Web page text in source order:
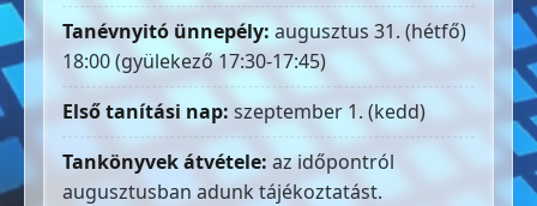
Tanévnyitó ünnepély: augusztus 31. (hétfő)
18:00 (gyülekező 17:30-17:45)
Első tanítási nap: szeptember 1. (kedd)
Tankönyvek átvétele: az időpontról
augusztusban adunk tájékoztatást.